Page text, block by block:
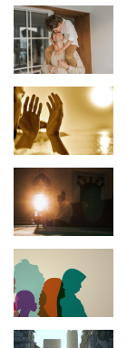
i
s
u
l
-
u
l
e
m
e
Z
u
B
i
H
a
,
e
t
o
š
e
j
t
n
a
o
t
e
b
e